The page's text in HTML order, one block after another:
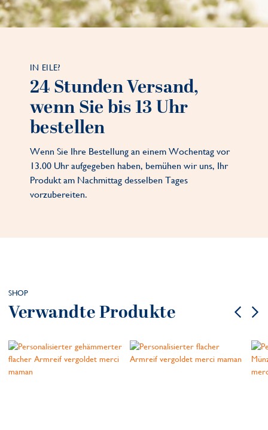
IN EILE?
24 Stunden Versand,
wenn Sie bis 13 Uhr
bestellen
Wenn Sie Ihre Bestellung an einem Wochentag vor
13.00 Uhr aufgegeben haben, bemühen wir uns, Ihr
Produkt am Nachmittag desselben Tages
vorzubereiten.
SHOP
Verwandte Produkte